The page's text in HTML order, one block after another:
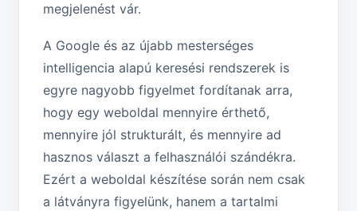
megjelenést vár.
A Google és az újabb mesterséges
intelligencia alapú keresési rendszerek is
egyre nagyobb figyelmet fordítanak arra,
hogy egy weboldal mennyire érthető,
mennyire jól strukturált, és mennyire ad
hasznos választ a felhasználói szándékra.
Ezért a weboldal készítése során nem csak
a látványra figyelünk, hanem a tartalmi